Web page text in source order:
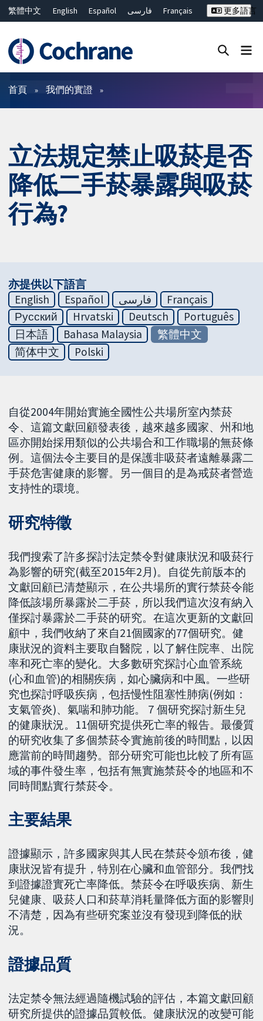
繁體中文 English Español فارسی
Français
ไทย
简体中文
更多語言
篩選條件
首頁 我們的實證
立法規定禁止吸菸是否
降低二手菸暴露與吸菸
行為?
亦提供以下語言
English
Español فارسی
Français
Русский
Hrvatski Deutsch
Português
日本語
Bahasa Malaysia
繁體中文
简体中文
Polski
自從2004年開始實施全國性公共場所室內禁菸
令、這篇文獻回顧發表後，越來越多國家、州和地
區亦開始採用類似的公共場合和工作職場的無菸條
例。這個法令主要目的是保護非吸菸者遠離暴露二
手菸危害健康的影響。另一個目的是為戒菸者營造
支持性的環境。
研究特徵
我們搜索了許多探討法定禁令對健康狀況和吸菸行
為影響的研究(截至2015年2月)。自從先前版本的
文獻回顧已清楚顯示，在公共場所的實行禁菸令能
降低該場所暴露於二手菸，所以我們這次沒有納入
僅探討暴露於二手菸的研究。在這次更新的文獻回
顧中，我們收納了來自21個國家的77個研究。健
康狀況的資料主要取自醫院，以了解住院率、出院
率和死亡率的變化。大多數研究探討心血管系統
(心和血管)的相關疾病，如心臟病和中風。一些研
究也探討呼吸疾病，包括慢性阻塞性肺病(例如：
支氣管炎)、氣喘和肺功能。７個研究探討新生兒
的健康狀況。11個研究提供死亡率的報告。最優質
的研究收集了多個禁菸令實施前後的時間點，以因
應當前的時間趨勢。部分研究可能也比較了所有區
域的事件發生率，包括有無實施禁菸令的地區和不
同時間點實行禁菸令。
主要結果
證據顯示，許多國家與其人民在禁菸令頒布後，健
康狀況皆有提升，特別在心臟和血管部分。我們找
到證據證實死亡率降低。禁菸令在呼吸疾病、新生
兒健康、吸菸人口和菸草消耗量降低方面的影響則
不清楚，因為有些研究案並沒有發現到降低的狀
況。
證據品質
法定禁令無法經過隨機試驗的評估，本篇文獻回顧
研究所提供的證據品質較低。健康狀況的改變可能